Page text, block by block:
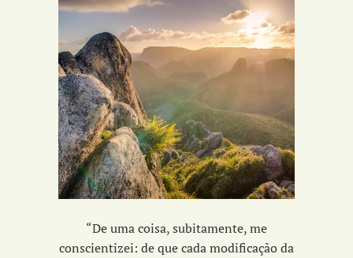
“De uma coisa, subitamente, me
conscientizei: de que cada modificação da